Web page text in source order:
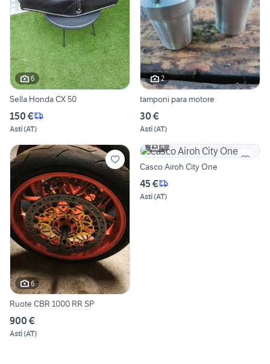
6
Sella Honda CX 50
150 €
Asti(AT)
2
tamponi para motore
30 €
Asti(AT)
6
Ruote CBR 1000 RR SP
900 €
Asti(AT)
4
Casco Airoh City One
45 €
Asti(AT)